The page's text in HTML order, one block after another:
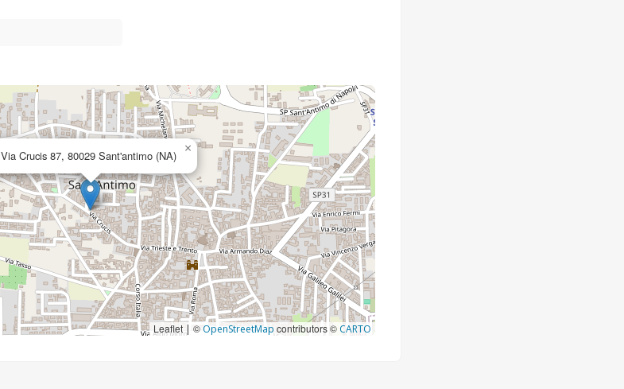
Via Crucis 87, 80029 Sant'antimo (NA) ×
Leaflet | © OpenStreetMap contributors © CARTO